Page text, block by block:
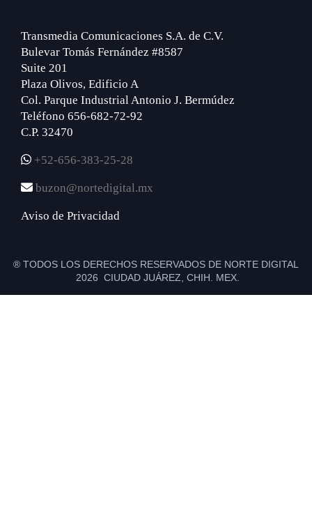
Transmedia Comunicaciones S.A. de C.V.
Bulevar Tomás Fernández #8587
Suite 201
Plaza Olivos, Edificio A
Col. Parque Industrial Antonio J. Bermúdez
Teléfono 656-682-72-92
C.P. 32470
+52-656-383-25-28
buzon@nortedigital.mx
Aviso de Privacidad
® TODOS LOS DERECHOS RESERVADOS DE NORTE DIGITAL
2026 CIUDAD JUÁREZ, CHIH. MEX.